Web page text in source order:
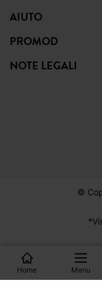
Home Menu
AIUTO
PROMOD
NOTE LEGALI
©